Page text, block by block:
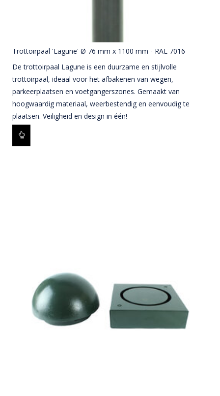
Trottoirpaal 'Lagune' Ø 76 mm x 1100 mm - RAL 7016
De trottoirpaal Lagune is een duurzame en stijlvolle
trottoirpaal, ideaal voor het afbakenen van wegen,
parkeerplaatsen en voetgangerszones. Gemaakt van
hoogwaardig materiaal, weerbestendig en eenvoudig te
plaatsen. Veiligheid en design in één!